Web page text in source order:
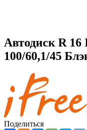
Автодиск R
100/60,1/45
Поделиться